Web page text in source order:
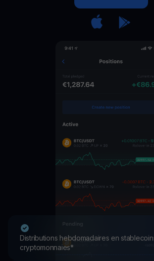
Distributions hebdomadaires en
cryptomonnaies*